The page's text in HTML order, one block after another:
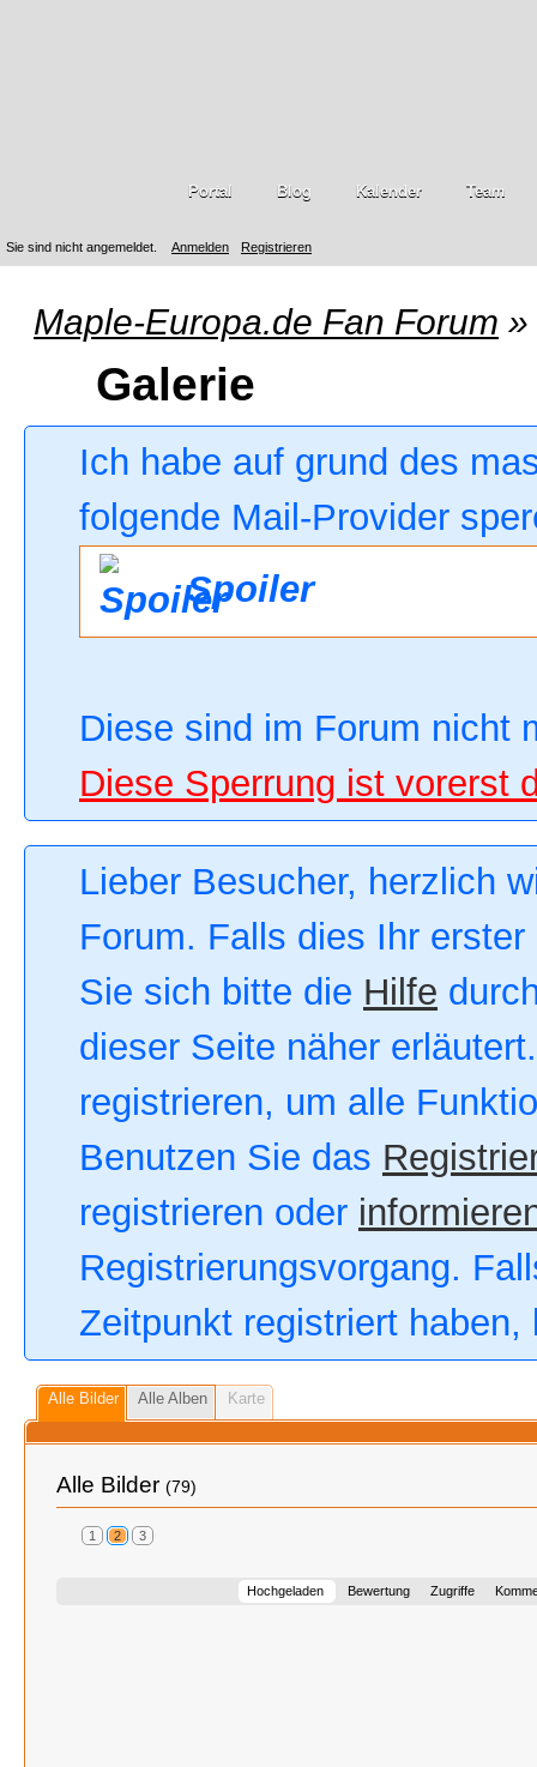
Sie sind nicht angemeldet. Anmelden Registrieren
Portal Blog Kalender Team
Maple-Europa.de Fan Forum »
Galerie
Ich habe auf grund des
folgende Mail-Provider
Spoiler
Diese sind im Forum nicht
Diese Sperrung ist vorerst
Lieber Besucher, herzlich
Forum. Falls dies Ihr
Sie sich bitte die Hilfe
dieser Seite näher
registrieren, um alle
Benutzen Sie das
registrieren oder
Registrierungsvorgang.
Zeitpunkt registriert
Alle Bilder Alle Alben Karte
Alle Bilder (79)
1 2 3
Hochgeladen Bewertung Zugriffe